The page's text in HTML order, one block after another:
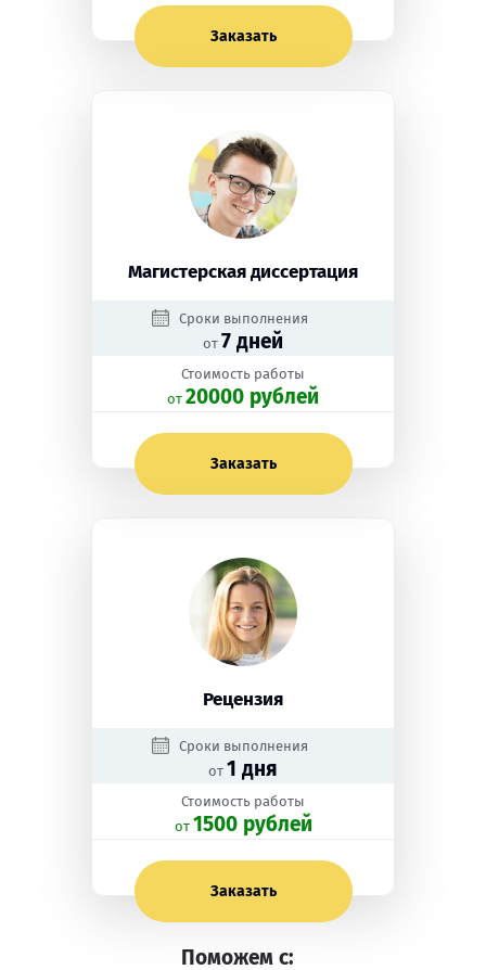
Заказать
Магистерская диссертация
Сроки выполнения
от 7 дней
Стоимость работы
oт 20000 рублей
Заказать
Рецензия
Сроки выполнения
от 1 дня
Стоимость работы
oт 1500 рублей
Заказать
Поможем с: